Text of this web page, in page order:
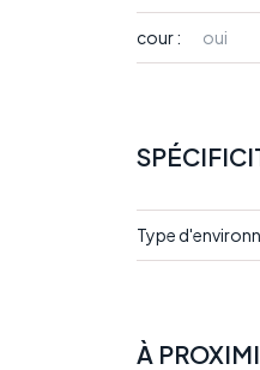
cour : oui
Type
À